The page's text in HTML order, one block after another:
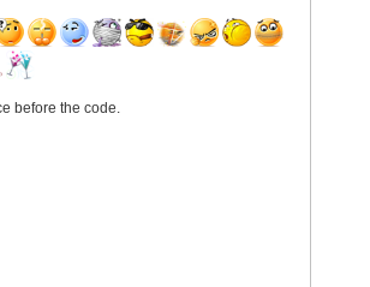
before the code.